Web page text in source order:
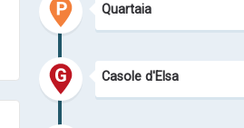
Quartaia
Casole d'Elsa